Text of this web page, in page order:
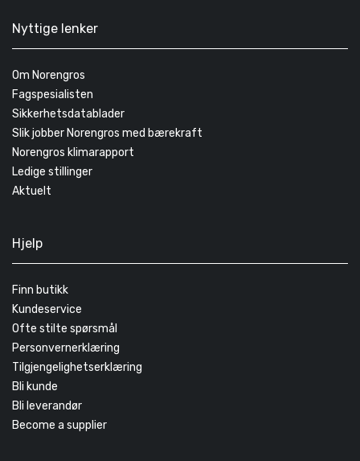
Nyttige lenker
Om Norengros
Fagspesialisten
Sikkerhetsdatablader
Slik jobber Norengros med bærekraft
Norengros klimarapport
Ledige stillinger
Aktuelt
Hjelp
Finn butikk
Kundeservice
Ofte stilte spørsmål
Personvernerklæring
Tilgjengelighetserklæring
Bli kunde
Bli leverandør
Become a supplier